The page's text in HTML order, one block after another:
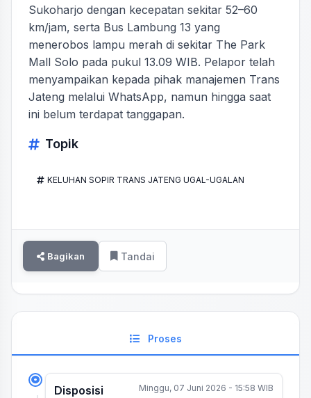
Sukoharjo dengan kecepatan sekitar 52–60
km/jam, serta Bus Lambung 13 yang
menerobos lampu merah di sekitar The Park
Mall Solo pada pukul 13.09 WIB. Pelapor telah
menyampaikan kepada pihak manajemen Trans
Jateng melalui WhatsApp, namun hingga saat
ini belum terdapat tanggapan.
Topik
KELUHAN SOPIR TRANS JATENG UGAL-UGALAN
Bagikan Tandai
Proses
Disposisi Minggu, 07 Juni 2026 - 15:58 WIB